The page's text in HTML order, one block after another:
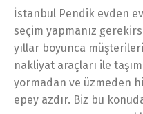
İstanbul Pendik evden
seçim yapmanız
yıllar boyunca
nakliyat araçları ile
yormadan ve üzmeden
epey azdır. Biz bu